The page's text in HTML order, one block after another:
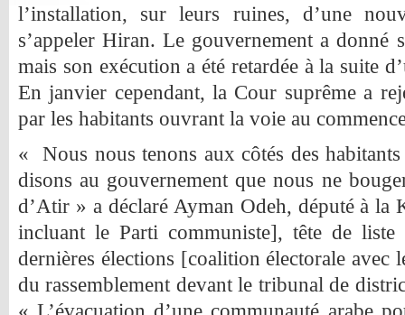
l’installation, sur leurs ruines, d’une
s’appeler Hiran. Le gouvernement a donné
mais son exécution a été retardée à la suite
En janvier cependant, la Cour suprême a
par les habitants ouvrant la voie au
« Nous nous tenons aux côtés des
disons au gouvernement que nous ne
d’Atir » a déclaré Ayman Odeh, député à la
incluant le Parti communiste], tête de
dernières élections [coalition électorale avec
du rassemblement devant le tribunal de
« L’évacuation d’une communauté arabe